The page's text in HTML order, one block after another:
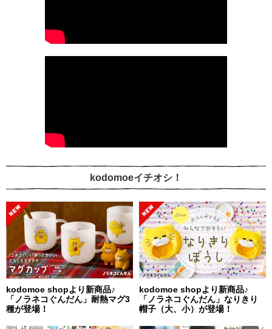
kodomoeイチオシ！
kodomoe shopより新商品♪
「ノラネコぐんだん」耐熱マグ3
種が登場！
kodomoe shopより新商品♪
「ノラネコぐんだん」なりきり
帽子（大、小）が登場！